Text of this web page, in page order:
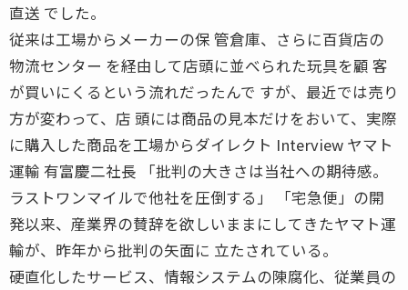
直送 でした。
従来は工場からメーカーの保 管倉庫、さらに百貨店の
物流センター を経由して店頭に並べられた玩具を顧 客
が買いにくるという流れだったんで すが、最近では売り
方が変わって、店 頭には商品の見本だけをおいて、実際
に購入した商品を工場からダイレクト Interview ヤマト
運輸 有富慶二社長 「批判の大きさは当社への期待感。
ラストワンマイルで他社を圧倒する」 「宅急便」の開
発以来、産業界の賛辞を欲しいままにしてきたヤマト運
輸が、昨年から批判の矢面に 立たされている。
硬直化したサービス、情報システムの陳腐化、従業員の